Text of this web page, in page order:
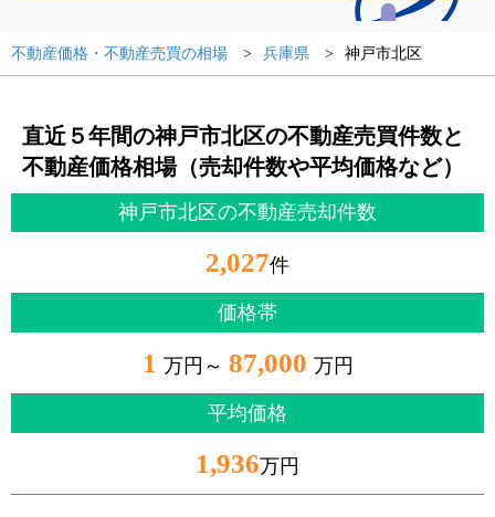
不動産価格・不動産売買の相場 兵庫県 神戸市北区
直近５年間の神戸市北区の不動産売買件数と
不動産価格相場（売却件数や平均価格など）
神戸市北区の不動産売却件数
2,027件
価格帯
1 万円～ 87,000 万円
平均価格
1,936万円